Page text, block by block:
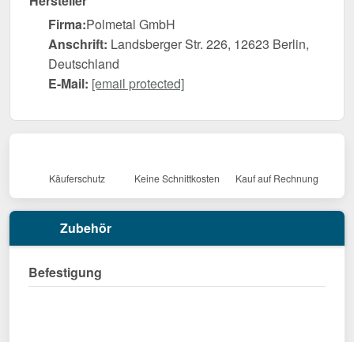
Firma:Polmetal GmbH
Anschrift: Landsberger Str. 226, 12623 Berlin,
Deutschland
E-Mail: [email protected]
Käuferschutz Keine Schnittkosten Kauf auf Rechnung
Zubehör
Befestigung